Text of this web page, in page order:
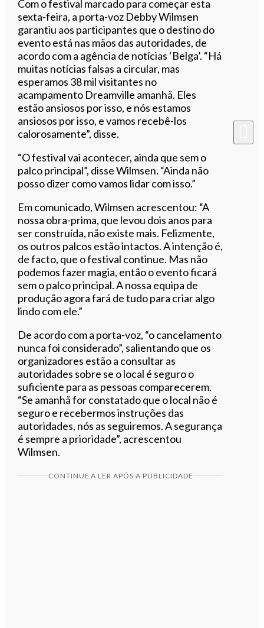
Com o festival marcado para começar esta
sexta-feira, a porta-voz Debby Wilmsen
garantiu aos participantes que o destino do
evento está nas mãos das autoridades, de
acordo com a agência de notícias ‘Belga’. “Há
muitas notícias falsas a circular, mas
esperamos 38 mil visitantes no
acampamento Dreamville amanhã. Eles
estão ansiosos por isso, e nós estamos
ansiosos por isso, e vamos recebê-los
calorosamente”, disse.
“O festival vai acontecer, ainda que sem o
palco principal”, disse Wilmsen. “Ainda não
posso dizer como vamos lidar com isso.”
Em comunicado, Wilmsen acrescentou: “A
nossa obra-prima, que levou dois anos para
ser construída, não existe mais. Felizmente,
os outros palcos estão intactos. A intenção é,
de facto, que o festival continue. Mas não
podemos fazer magia, então o evento ficará
sem o palco principal. A nossa equipa de
produção agora fará de tudo para criar algo
lindo com ele.”
De acordo com a porta-voz, “o cancelamento
nunca foi considerado”, salientando que os
organizadores estão a consultar as
autoridades sobre se o local é seguro o
suficiente para as pessoas comparecerem.
“Se amanhã for constatado que o local não é
seguro e recebermos instruções das
autoridades, nós as seguiremos. A segurança
é sempre a prioridade”, acrescentou
Wilmsen.
CONTINUE A LER APÓS A PUBLICIDADE